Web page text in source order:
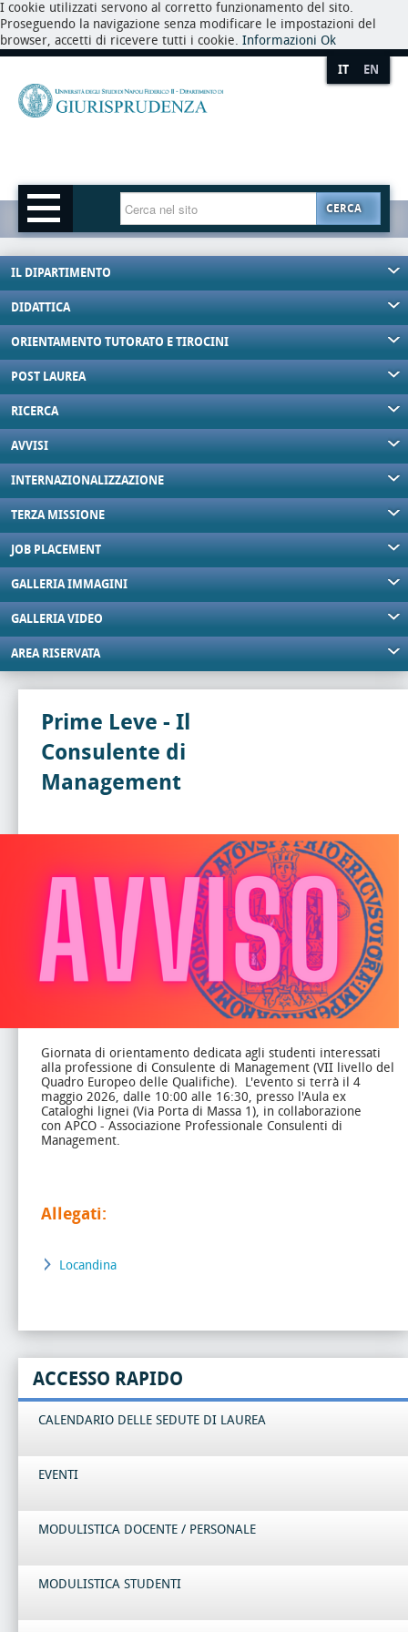
I cookie utilizzati servono al corretto funzionamento del sito.
Proseguendo la navigazione senza modificare le impostazioni del
browser, accetti di ricevere tutti i cookie. Informazioni Ok
IT EN
CERCA
IL DIPARTIMENTO
DIDATTICA
ORIENTAMENTO TUTORATO E TIROCINI
POST LAUREA
RICERCA
AVVISI
INTERNAZIONALIZZAZIONE
TERZA MISSIONE
JOB PLACEMENT
GALLERIA IMMAGINI
GALLERIA VIDEO
AREA RISERVATA
Prime Leve - Il
Consulente di
Management
Giornata di orientamento dedicata agli studenti interessati
alla professione di Consulente di Management (VII livello del
Quadro Europeo delle Qualifiche). L'evento si terrà il 4
maggio 2026, dalle 10:00 alle 16:30, presso l'Aula ex
Cataloghi lignei (Via Porta di Massa 1), in collaborazione
con APCO - Associazione Professionale Consulenti di
Management.
Allegati:
Locandina
ACCESSO RAPIDO
CALENDARIO DELLE SEDUTE DI LAUREA
EVENTI
MODULISTICA DOCENTE / PERSONALE
MODULISTICA STUDENTI